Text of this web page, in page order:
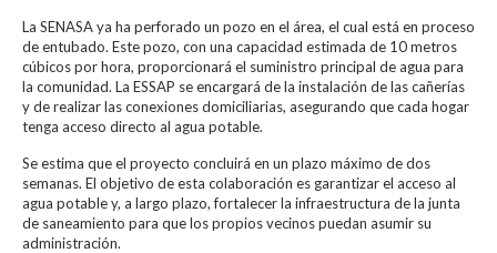
La SENASA ya ha perforado un pozo en el área, el cual está en proceso
de entubado. Este pozo, con una capacidad estimada de 10 metros
cúbicos por hora, proporcionará el suministro principal de agua para
la comunidad. La ESSAP se encargará de la instalación de las cañerías
y de realizar las conexiones domiciliarias, asegurando que cada hogar
tenga acceso directo al agua potable.
Se estima que el proyecto concluirá en un plazo máximo de dos
semanas. El objetivo de esta colaboración es garantizar el acceso al
agua potable y, a largo plazo, fortalecer la infraestructura de la junta
de saneamiento para que los propios vecinos puedan asumir su
administración.